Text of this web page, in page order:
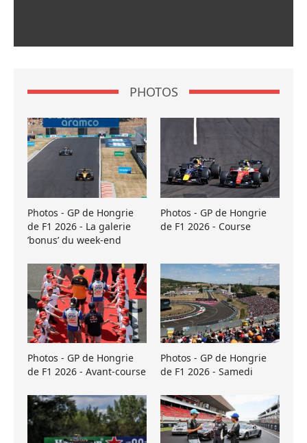
PHOTOS
Photos - GP de Hongrie
de F1 2026 - La galerie
’bonus’ du week-end
Photos - GP de Hongrie
de F1 2026 - Course
Photos - GP de Hongrie
de F1 2026 - Avant-course
Photos - GP de Hongrie
de F1 2026 - Samedi